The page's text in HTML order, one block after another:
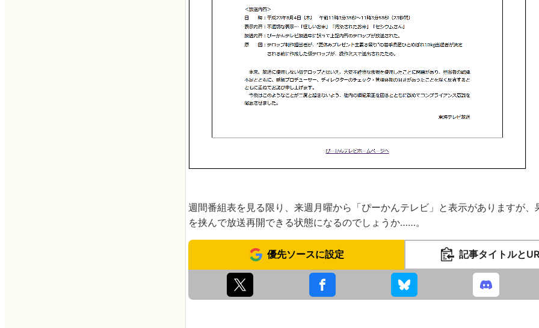
週間番組表を見る限り、来週月曜から「ぴーかんテレビ」と表示がありますが
を挟んで放送再開できる状態になるのでしょうか……。
優先ソースに設定 記事タイトルと